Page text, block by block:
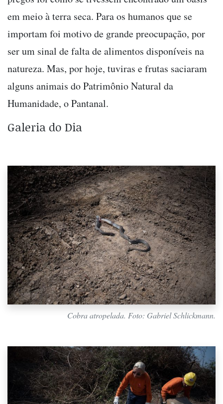
em meio à terra seca. Para os humanos que se
importam foi motivo de grande preocupação, por
ser um sinal de falta de alimentos disponíveis na
natureza. Mas, por hoje, tuviras e frutas saciaram
alguns animais do Patrimônio Natural da
Humanidade, o Pantanal.
Galeria do Dia
Cobra atropelada. Foto: Gabriel Schlickmann.